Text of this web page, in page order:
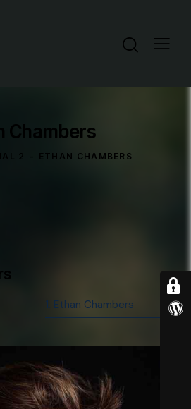
Chambers
ETHAN CHAMBERS